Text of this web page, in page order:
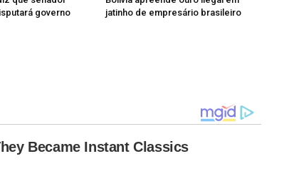
governo
jatinho de empresário brasileiro
Became Instant Classics